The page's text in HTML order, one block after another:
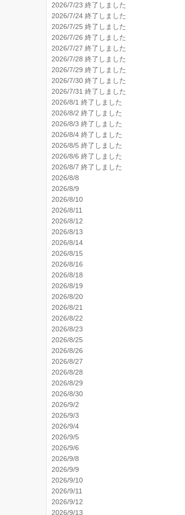
2026/7/23 終了しました
2026/7/24 終了しました
2026/7/25 終了しました
2026/7/26 終了しました
2026/7/27 終了しました
2026/7/28 終了しました
2026/7/29 終了しました
2026/7/30 終了しました
2026/7/31 終了しました
2026/8/1 終了しました
2026/8/2 終了しました
2026/8/3 終了しました
2026/8/4 終了しました
2026/8/5 終了しました
2026/8/6 終了しました
2026/8/7 終了しました
2026/8/8
2026/8/9
2026/8/10
2026/8/11
2026/8/12
2026/8/13
2026/8/14
2026/8/15
2026/8/16
2026/8/18
2026/8/19
2026/8/20
2026/8/21
2026/8/22
2026/8/23
2026/8/25
2026/8/26
2026/8/27
2026/8/28
2026/8/29
2026/8/30
2026/9/2
2026/9/3
2026/9/4
2026/9/5
2026/9/6
2026/9/8
2026/9/9
2026/9/10
2026/9/11
2026/9/12
2026/9/13